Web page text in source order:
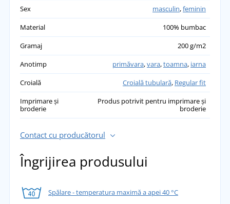
Materialul este mai rezistent, iar culorile sunt
bogate. Satisfacție
přidáno 22.04.2024
Ivana
Super material, mărime bună de potrivire 👍
přidáno 18.04.2024
Petr
Tricou frumos și confortabil
přidáno 18.12.2023
Sex
masculin,feminin
Material
100% bumbac
Gramaj
200 g/m2
Anotimp
primăvara,vara,toamna, iarna
Croială
Croială tubulară, Regular fit
Imprimare și
broderie
Produs potrivit pentru imprimare și
broderie
Contact cu producătorul
Îngrijirea produsului
Spălare - temperatura maximă a apei 40 °C